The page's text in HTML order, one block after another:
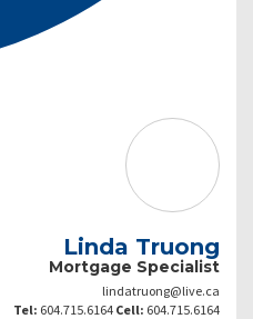
Linda Truong
Mortgage Specialist
lindatruong@live.ca
Tel: 604.715.6164 Cell: 604.715.6164